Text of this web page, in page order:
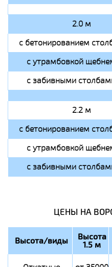
2.0 м
с бетонированием
с утрамбовкой
с забивными
2.2 м
с бетонированием
с утрамбовкой
с забивными
ЦЕНЫ НА
Высота/виды Высота
1.5 м